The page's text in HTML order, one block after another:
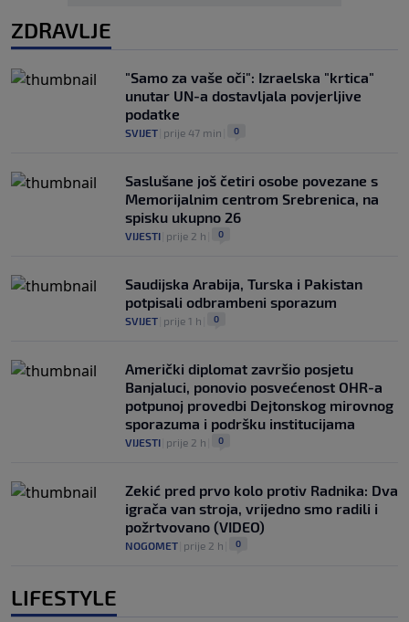
ZDRAVLJE
"Samo za vaše oči": Izraelska "krtica"
unutar UN-a dostavljala povjerljive
podatke
SVIJET prije 47 min 0
Saslušane još četiri osobe povezane s
Memorijalnim centrom Srebrenica, na
spisku ukupno 26
VIJESTI prije 2 h 0
Saudijska Arabija, Turska i Pakistan
potpisali odbrambeni sporazum
SVIJET prije 1 h 0
Američki diplomat završio posjetu
Banjaluci, ponovio posvećenost OHR-a
potpunoj provedbi Dejtonskog mirovnog
sporazuma i podršku institucijama
VIJESTI prije 2 h 0
Zekić pred prvo kolo protiv Radnika: Dva
igrača van stroja, vrijedno smo radili i
požrtvovano (VIDEO)
NOGOMET prije 2 h 0
LIFESTYLE